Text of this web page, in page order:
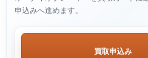
申込みへ進めます。
買取申込み